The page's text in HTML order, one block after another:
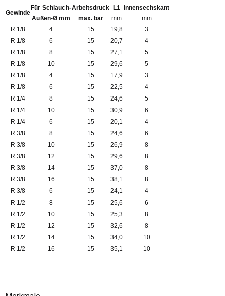
Gewinde
Für Schlauch-
Außen-Ø mm
Arbeitsdruck
max. bar
L1
mm
Innensechskant
mm
R 1/8
4 15 19,8
3
R 1/8
6 15 20,7
4
R 1/8
8 15 27,1
5
R 1/8
10 15 29,6
5
R 1/8
4 15 17,9
3
R 1/8
6 15 22,5
4
R 1/4
8 15 24,6
5
R 1/4
10 15 30,9
6
R 1/4
6 15 20,1
4
R 3/8
8 15 24,6
6
R 3/8
10 15 26,9
8
R 3/8
12 15 29,6
8
R 3/8
14 15 37,0
8
R 3/8
16 15 38,1
8
R 3/8
6 15 24,1
4
R 1/2
8 15 25,6
6
R 1/2
10 15 25,3
8
R 1/2
12 15 32,6
8
R 1/2
14 15 34,0
10
R 1/2
16 15 35,1 10